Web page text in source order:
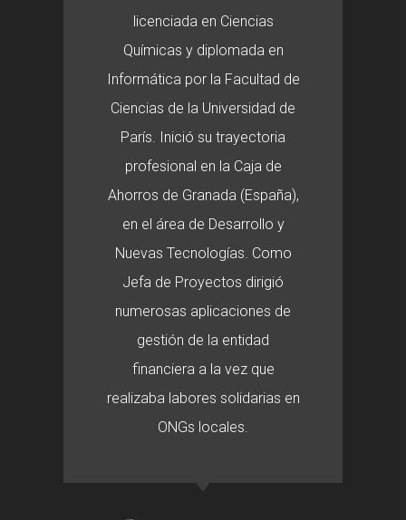
licenciada en Ciencias
Químicas y diplomada en
Informática por la Facultad de
Ciencias de la Universidad de
París. Inició su trayectoria
profesional en la Caja de
Ahorros de Granada (España),
en el área de Desarrollo y
Nuevas Tecnologías. Como
Jefa de Proyectos dirigió
numerosas aplicaciones de
gestión de la entidad
financiera a la vez que
realizaba labores solidarias en
ONGs locales.